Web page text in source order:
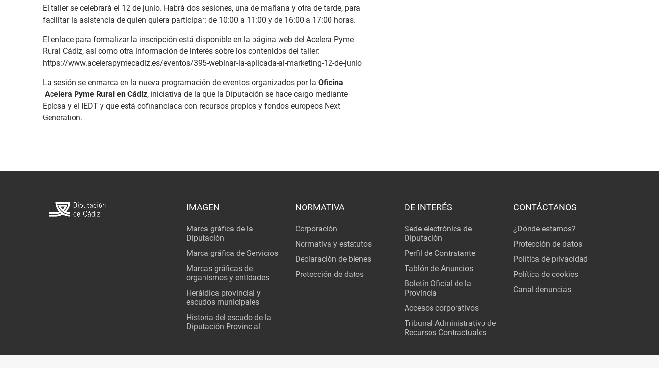
El taller se celebrará el 12 de junio. Habrá dos sesiones, una de mañana y otra de tarde, para
facilitar la asistencia de quien quiera participar: de 10:00 a 11:00 y de 16:00 a 17:00 horas.
El enlace para formalizar la inscripción está disponible en la página web del Acelera Pyme
Rural Cádiz, así como otra información de interés sobre los contenidos del taller:
https://www.acelerapymecadiz.es/eventos/395-webinar-ia-aplicada-al-marketing-12-de-junio
La sesión se enmarca en la nueva programación de eventos organizados por la Oficina
Acelera Pyme Rural en Cádiz, iniciativa de la que la Diputación se hace cargo mediante
Epicsa y el IEDT y que está cofinanciada con recursos propios y fondos europeos Next
Generation.
IMAGEN
Marca gráfica de la
Diputación
Marca gráfica de Servicios
Marcas gráficas de
organismos y entidades
Heráldica provincial y
escudos municipales
Historia del escudo de la
Diputación Provincial
NORMATIVA
Corporación
Normativa y estatutos
Declaración de bienes
Protección de datos
DE INTERÉS
Sede electrónica de
Diputación
Perfil de Contratante
Tablón de Anuncios
Boletín Oficial de la
Província
Accesos corporativos
Tribunal Administrativo de
Recursos Contractuales
CONTÁCTANOS
¿Dónde estamos?
Protección de datos
Política de privacidad
Política de cookies
Canal denuncias